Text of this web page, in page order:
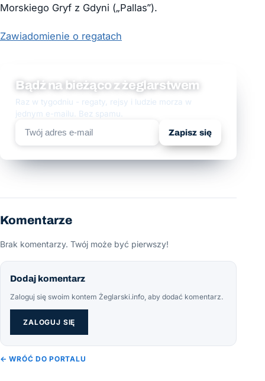
Morskiego Gryf z Gdyni („Pallas”).
Zawiadomienie o regatach
Bądź na bieżąco z żeglarstwem
Raz w tygodniu - regaty, rejsy i ludzie morza w
jednym e-mailu. Bez spamu.
Zapisz się
Komentarze
Brak komentarzy. Twój może być pierwszy!
Dodaj komentarz
Zaloguj się swoim kontem Żeglarski.info, aby dodać komentarz.
ZALOGUJ SIĘ
← WRÓĆ DO PORTALU